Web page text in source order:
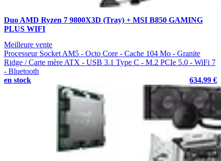
Duo AMD Ryzen 7 9800X3D (Tray) + MSI B850 GAMING
PLUS WIFI
Meilleure vente
Processeur Socket AM5 - Octo Core - Cache 104 Mo - Granite
Ridge / Carte mère ATX - USB 3.1 Type C - M.2 PCIe 5.0 - WiFi 7
- Bluetooth
en stock
634.99 €